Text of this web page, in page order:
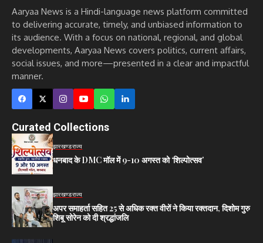
Aaryaa News is a Hindi-language news platform committed
to delivering accurate, timely, and unbiased information to
its audience. With a focus on national, regional, and global
developments, Aaryaa News covers politics, current affairs,
social issues, and more—presented in a clear and impactful
manner.
Curated Collections
झारखण्डराज्य
धनबाद के DMC मॉल में 9-10 अगस्त को ‘शिल्पोत्सव’
झारखण्डराज्य
अपर समाहर्ता सहित 25 से अधिक रक्त वीरों ने किया रक्तदान, दिशोम गुरु
शिबू सोरेन को दी श्रद्धांजलि